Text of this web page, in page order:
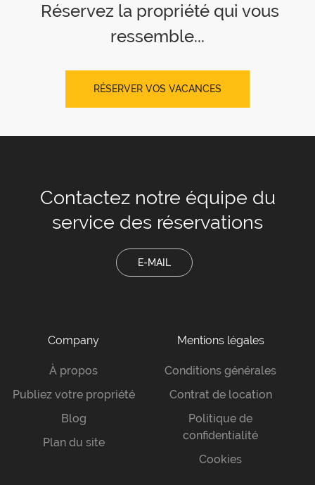
Réservez la propriété qui vous
ressemble...
RÉSERVER VOS VACANCES
Contactez notre équipe du
service des réservations
E-MAIL
Company
À propos
Publiez votre propriété
Blog
Plan du site
Mentions légales
Conditions générales
Contrat de location
Politique de
confidentialité
Cookies